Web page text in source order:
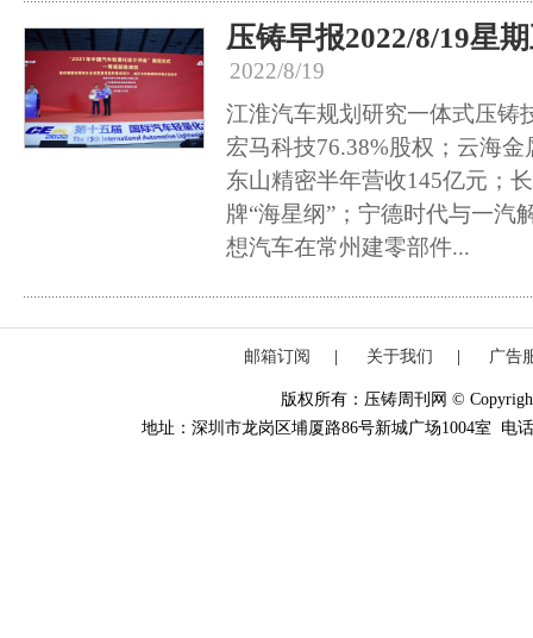
压铸早报2022/8/19星
2022/8/19
江淮汽车规划研究一体式压铸
宏马科技76.38%股权；云海
东山精密半年营收145亿元；
牌“海星纲”；宁德时代与一汽
想汽车在常州建零部件...
邮箱订阅 关于我们 广告
版权所有：压铸周刊网 ©
地址：深圳市龙岗区埔厦路86号新城广场1004室 电